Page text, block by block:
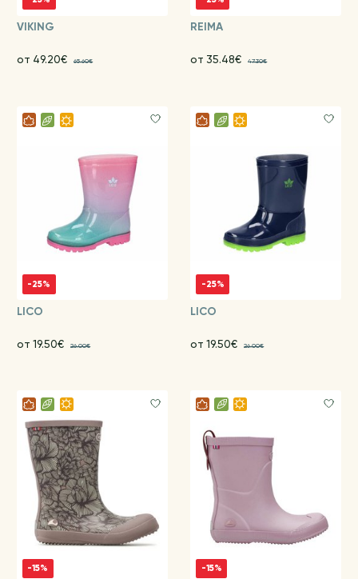
VIKING
от 49.20€ 65.60€
REIMA
от 35.48€ 47.30€
-25%
LICO
от 19.50€ 26.00€
-25%
LICO
от 19.50€ 26.00€
-15% -15%